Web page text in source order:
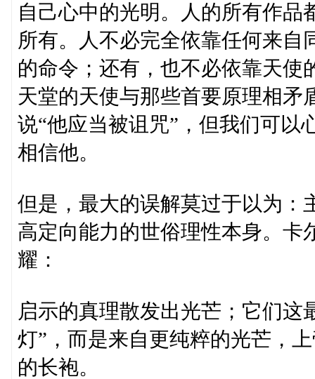
自己心中的光明。人的所有作
所有。人不必完全依靠任何来自
的命令；还有，也不必依靠天使
天堂的天使与那些首要原理相矛
说“他应当被诅咒”，但我们可以
相信他。
但是，最大的误解莫过于以为：
高定向能力的世俗理性本身。卡
耀：
启示的真理散发出光芒；它们这
灯”，而是来自更纯粹的光芒，
的长袍。